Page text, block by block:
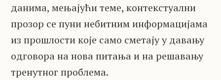
данима, мењајући теме, контекстуални
прозор се пуни небитним информацијама
из прошлости које само сметају у давању
одговора на нова питања и на решавању
тренутног проблема.